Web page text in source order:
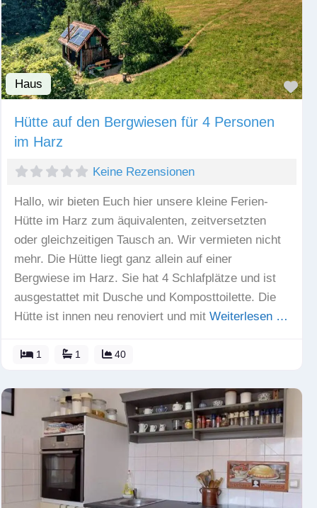
Haus
Hütte auf den Bergwiesen für 4 Personen
im Harz
Keine Rezensionen
Hallo, wir bieten Euch hier unsere kleine Ferien-
Hütte im Harz zum äquivalenten, zeitversetzten
oder gleichzeitigen Tausch an. Wir vermieten nicht
mehr. Die Hütte liegt ganz allein auf einer
Bergwiese im Harz. Sie hat 4 Schlafplätze und ist
ausgestattet mit Dusche und Komposttoilette. Die
Hütte ist innen neu renoviert und mit Weiterlesen …
1 1 40